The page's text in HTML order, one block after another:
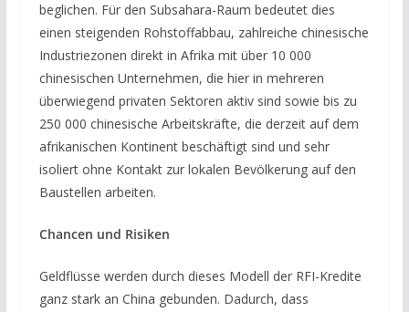
beglichen. Für den Subsahara-Raum bedeutet dies
einen steigenden Rohstoffabbau, zahlreiche chinesische
Industriezonen direkt in Afrika mit über 10 000
chinesischen Unternehmen, die hier in mehreren
überwiegend privaten Sektoren aktiv sind sowie bis zu
250 000 chinesische Arbeitskräfte, die derzeit auf dem
afrikanischen Kontinent beschäftigt sind und sehr
isoliert ohne Kontakt zur lokalen Bevölkerung auf den
Baustellen arbeiten.
Chancen und Risiken
Geldflüsse werden durch dieses Modell der RFI-Kredite
ganz stark an China gebunden. Dadurch, dass